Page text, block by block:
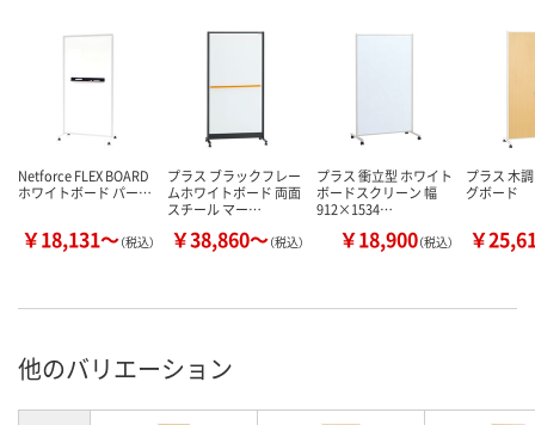
Netforce FLEX BOARD
ホワイトボード パー…
￥18,131～（税込）
プラス ブラックフレー
ムホワイトボード 両面
スチール マー…
￥38,860～（税込）
プラス 衝立型 ホワイト
ボードスクリーン 幅
912×1534…
￥18,900（税込）
プラス 木
グボード
￥
他のバリエーション